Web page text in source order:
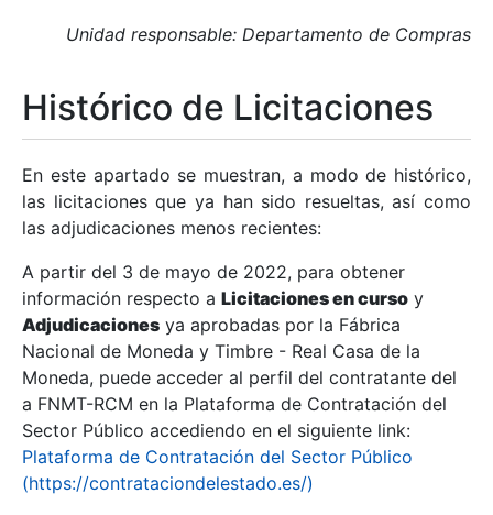
Mostrar/Ocultar
Mostrar/Ocultar
Mostrar/Ocultar
Unidad responsable: Departamento de Compras
Histórico de Licitaciones
En este apartado se muestran, a modo de histórico,
las licitaciones que ya han sido resueltas, así como
las adjudicaciones menos recientes:
A partir del 3 de mayo de 2022, para obtener
información respecto a Licitaciones en curso y
Adjudicaciones ya aprobadas por la Fábrica
Nacional de Moneda y Timbre - Real Casa de la
Moneda, puede acceder al perfil del contratante del
a FNMT-RCM en la Plataforma de Contratación del
Sector Público accediendo en el siguiente link:
Plataforma de Contratación del Sector Público
(https://contrataciondelestado.es/)